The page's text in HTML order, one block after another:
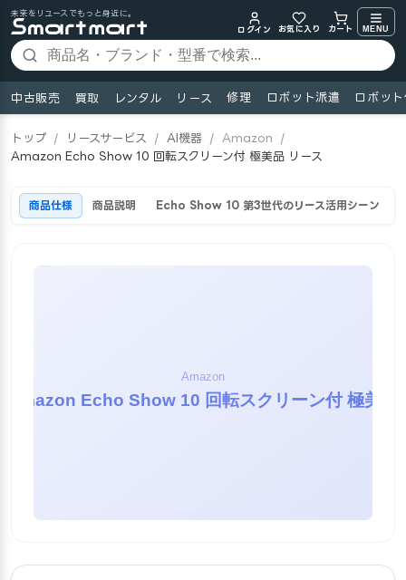
未来をリユースでもっと身近に。
ログイン
お気に入り カート MENU
中古販売 買取 レンタル リース 修理 ロボット派遣 ロボッ
トップ / リースサービス / AI機器 / Amazon
/
Amazon Echo Show 10 回転スクリーン付 極美品 リース
商品仕様 商品説明 Echo Show 10 第3世代のリース活用シーン